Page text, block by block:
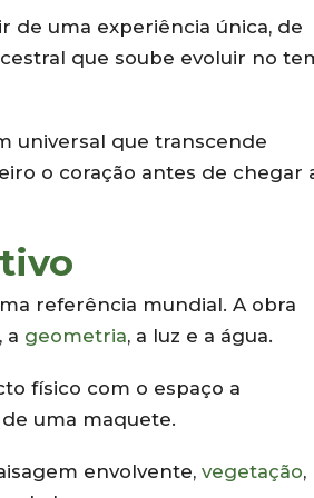
de uma experiência única, de
que soube evoluir no
universal que transcende
o coração antes de chegar
referência mundial. A obra
a geometria, a luz e a água.
físico com o espaço a
uma maquete.
envolvente, vegetação,